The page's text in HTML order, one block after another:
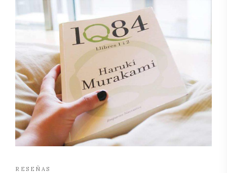
RESEÑAS